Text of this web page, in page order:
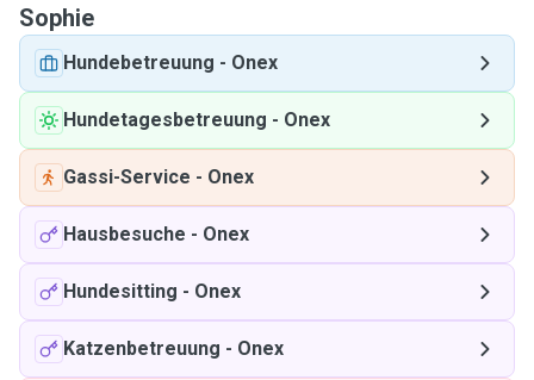
Sophie
Hundebetreuung - Onex
Hundetagesbetreuung - Onex
Gassi-Service - Onex
Hausbesuche - Onex
Hundesitting - Onex
Katzenbetreuung - Onex